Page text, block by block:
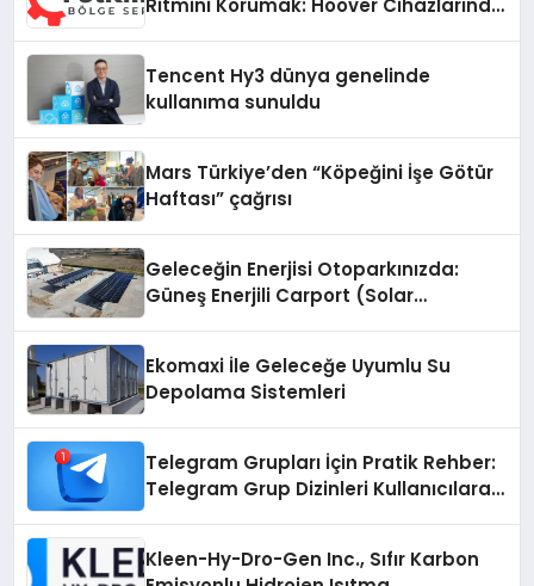
Ritmini Korumak: Hoover Cihazlarında
Tencent Hy3 dünya genelinde
kullanıma sunuldu
Mars Türkiye’den “Köpeğini İşe Götür
Haftası” çağrısı
Geleceğin Enerjisi Otoparkınızda:
Güneş Enerjili Carport (Solar
Ekomaxi İle Geleceğe Uyumlu Su
Depolama Sistemleri
Telegram Grupları İçin Pratik Rehber:
Telegram Grup Dizinleri Kullanıcılara
Kleen-Hy-Dro-Gen Inc., Sıfır Karbon